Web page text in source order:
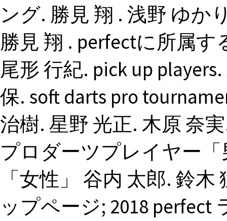
ング. 勝見 翔 . 浅野 ゆか
勝見 翔 . perfectに所属
尾形 行紀. pick up
保. soft darts pro
治樹. 星野 光正. 木原 奈
プロダーツプレイヤー
「女性」 谷内 太郎. 鈴
ップページ; 2018